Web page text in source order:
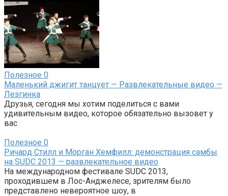
Полезное 0
Маленький джигит танцует — Развлекательные видео —
Лезгинка
Друзья, сегодня мы хотим поделиться с вами
удивительным видео, которое обязательно вызовет у
вас
Полезное 0
Ричард Стилл и Морган Хемфилл: демонстрация самбы
на SUDC 2013 — развлекательное видео
На международном фестивале SUDC 2013,
проходившем в Лос-Анджелесе, зрителям было
представлено невероятное шоу, в